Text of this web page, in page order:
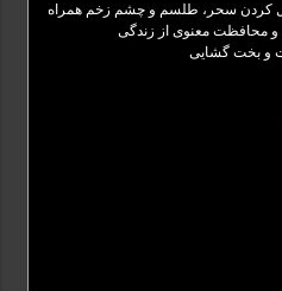
کردن سحر، طلسم و چشم زخم همراه
و محافظت معنوی از زندگی
و بخت گشایی